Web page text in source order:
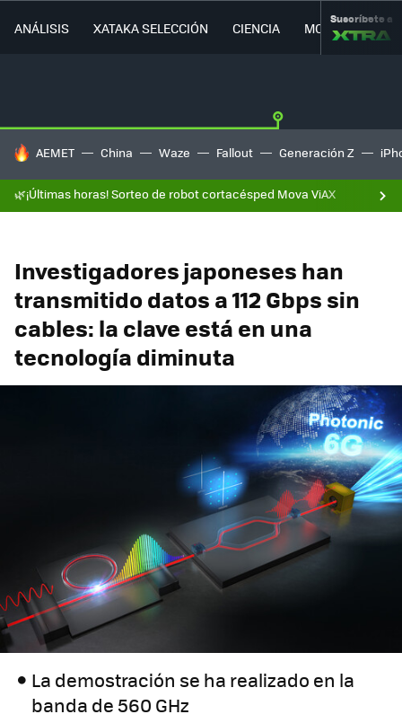
ANÁLISIS XATAKA SELECCIÓN CIENCIA MOVILIDAD
Suscríbete a
HOY SE HABLA DE
AEMET China Waze Fallout Generación Z
🌿¡Últimas horas! Sorteo de robot cortacésped Mova ViAX
Investigadores japoneses han
transmitido datos a 112 Gbps sin
cables: la clave está en una
tecnología diminuta
La demostración se ha realizado en la
banda de 560 GHz